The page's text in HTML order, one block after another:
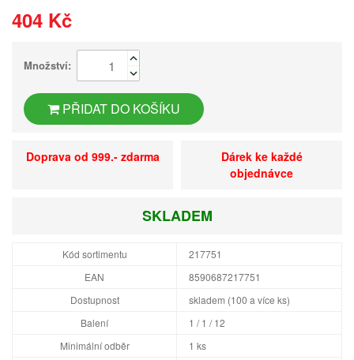
404 Kč
Množství:
PŘIDAT DO KOŠÍKU
Doprava od 999.- zdarma
Dárek ke každé
objednávce
SKLADEM
Kód sortimentu
217751
EAN
8590687217751
Dostupnost
skladem (100 a více ks)
Balení
1 / 1 / 12
Minimální odběr
1 ks